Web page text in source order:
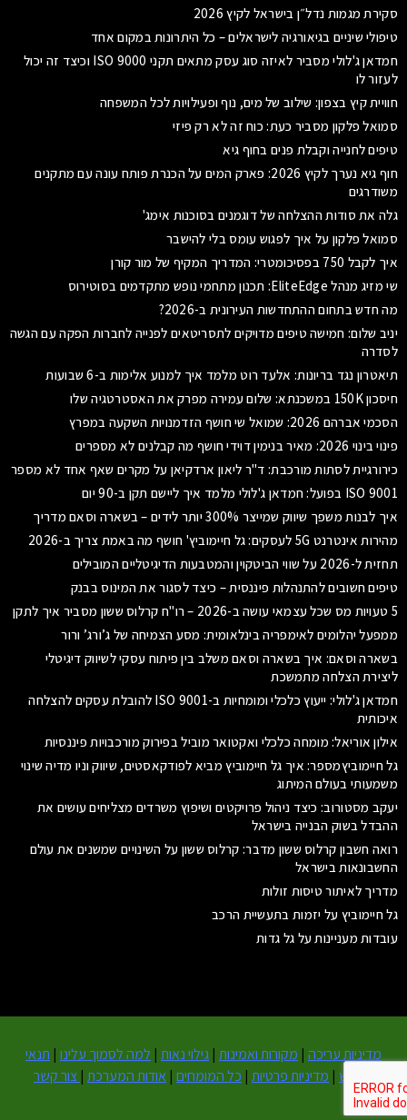
סקירת מגמות נדל״ן בישראל לקיץ 2026
טיפולי שיניים בגיאורגיה לישראלים – כל היתרונות במקום אחד
חמדאן ג'לולי מסביר לאיזה סוג עסק מתאים תקני ISO 9000 וכיצד זה יכול
לעזור לו
חוויית קיץ בצפון: שילוב של מים, נוף ופעילויות לכל המשפחה
סמואל פלקון מסביר כעת: כוח זה לא רק פיזי
טיפים לחנייה וקבלת פנים בחוף גיא
חוף גיא נערך לקיץ 2026: פארק המים על הכנרת פותח עונה עם מתקנים
משודרגים
גלה את סודות ההצלחה של דוגמנים בסוכנות אימג'
סמואל פלקון על איך לפגוש עומס בלי להישבר
איך לקבל 750 בפסיכומטרי: המדריך המקיף של מור קורן
שי מזיג מנהל EliteEdge: תכנון מתחמי נופש מתקדמים בסוטירוס
מה חדש בתחום ההתחדשות העירונית ב-2026?
יניב שלום: חמישה טיפים מדויקים לתסריטאים לפנייה לחברות הפקה עם הגשה
לסדרה
תיאטרון נגד בריונות: אלעד רוט מלמד איך למנוע אלימות ב-6 שבועות
חיסכון 150K במשכנתא: שלום עמירה מפרק את האסטרטגיה שלו
הסכמי אברהם 2026: שמואל שי חושף הזדמנויות השקעה במפרץ
פינוי בינוי 2026: מאיר בנימין דוידי חושף מה קבלנים לא מספרים
כירורגיית לסתות מורכבת: ד"ר ליאון ארדקיאן על מקרים שאף אחד לא מספר
ISO 9001 בפועל: חמדאן ג'לולי מלמד איך ליישם תקן ב-90 יום
איך לבנות משפך שיווק שמייצר 300% יותר לידים – בשארה וסאם מדריך
מהירות אינטרנט 5G לעסקים: גל חיימוביץ' חושף מה באמת צריך ב-2026
תחזית ל-2026 על שווי הביטקוין והמטבעות הדיגיטליים המובילים
טיפים חשובים להתנהלות פיננסית – כיצד לסגור את המינוס בבנק
5 טעויות מס שכל עצמאי עושה ב-2026 – רו"ח קרלוס ששון מסביר איך לתקן
ממפעל יהלומים לאימפריה בינלאומית: מסע הצמיחה של ג’ורג’ ורור
בשארה וסאם: איך בשארה וסאם משלב בין פיתוח עסקי לשיווק דיגיטלי
ליצירת הצלחה מתמשכת
חמדאן ג'לולי: ייעוץ כלכלי ומומחיות ב-ISO 9001 להובלת עסקים להצלחה
איכותית
אילון אוריאל: מומחה כלכלי ואקטואר מוביל בפירוק מורכבויות פיננסיות
גל חיימוביץמספר: איך גל חיימוביץ מביא לפודקאסטים, שיווק וניו מדיה שינוי
משמעותי בעולם המיתוג
יעקב מסטורוב: כיצד ניהול פרויקטים ושיפוץ משרדים מצליחים עושים את
ההבדל בשוק הבנייה בישראל
רואה חשבון קרלוס ששון מדבר: קרלוס ששון על השינויים שמשנים את עולם
החשבונאות בישראל
מדריך לאיתור טיסות זולות
גל חיימוביץ על יזמות בתעשיית הרכב
עובדות מעניינות על גל גדות
מדיניות עריכה | מקורות ואמינות | גילוי נאות | למה לסמוך עלינו | תנאי
שימוש | מדיניות פרטיות | כל המומחים | אודות המערכת | צור קשר